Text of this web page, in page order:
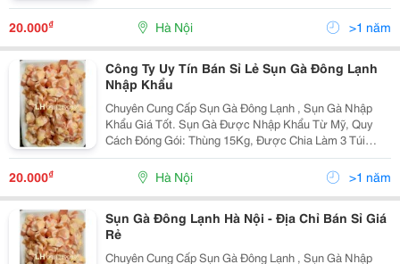
Nhỏ. Sản Phẩm Sụn Gà Luôn Được Bảo Quản Đông
Lạnh Ở Nhiệt Độ - 18 Độ C, Đảm Bảo Về Chất Lượng,
Phù Hợp Với...
20.000₫ Hà Nội >1 năm
Công Ty Uy Tín Bán Sỉ Lẻ Sụn Gà Đông Lạnh
Nhập Khẩu
Chuyên Cung Cấp Sụn Gà Đông Lạnh , Sụn Gà Nhập
Khẩu Giá Tốt. Sụn Gà Được Nhập Khẩu Từ Mỹ, Quy
Cách Đóng Gói: Thùng 15Kg, Được Chia Làm 3 Túi
Nhỏ. Sản Phẩm Sụn Gà Luôn Được Bảo Quản Đông
Lạnh Ở Nhiệt Độ - 18 Độ C, Đảm Bảo Về Chất Lượng,
Phù Hợp Với...
20.000₫ Hà Nội >1 năm
Sụn Gà Đông Lạnh Hà Nội - Địa Chỉ Bán Sỉ Giá
Rẻ
Chuyên Cung Cấp Sụn Gà Đông Lạnh , Sụn Gà Nhập